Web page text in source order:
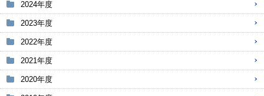
2024年度
2023年度
2022年度
2021年度
2020年度